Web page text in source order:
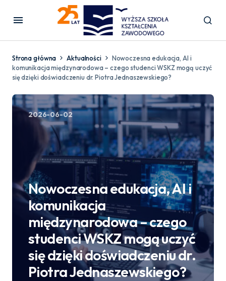
Strona główna Aktualności
Nowoczesna edukacja, AI i
komunikacja międzynarodowa – czego studenci WSKZ mogą uczyć
się dzięki doświadczeniu dr. Piotra Jednaszewskiego?
2026-06-02
Nowoczesna edukacja, AI i
komunikacja
międzynarodowa – czego
studenci WSKZ mogą uczyć
się dzięki doświadczeniu dr.
Piotra Jednaszewskiego?